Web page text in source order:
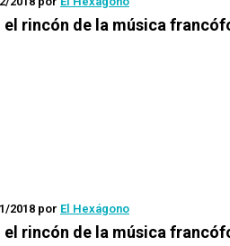
el rincón de la música
2018 por El Hexágono
el rincón de la música